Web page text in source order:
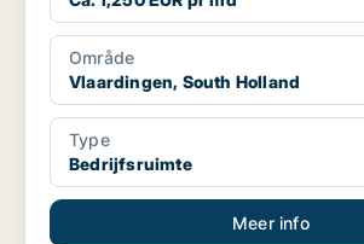
Område
Vlaardingen, South Holland
Type
Bedrijfsruimte
Meer info